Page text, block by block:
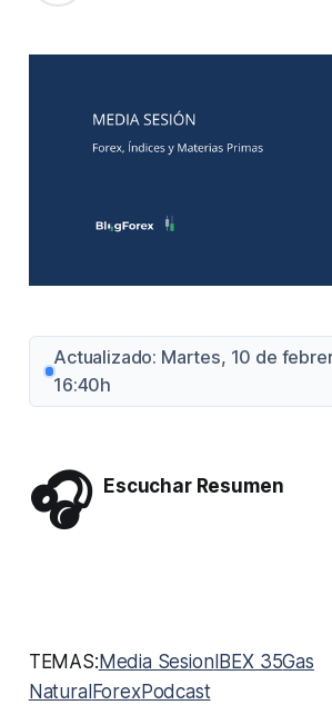
Actualizado: Martes, 10 de
16:40h
🎧 Escuchar Resumen
TEMAS: Media SesionIBEX 35Gas
Natural ForexPodcast